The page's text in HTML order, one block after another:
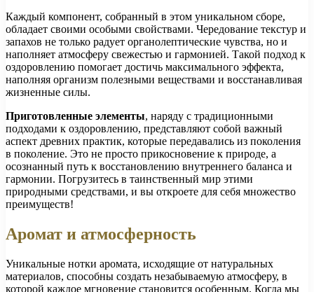
Каждый компонент, собранный в этом уникальном сборе,
обладает своими особыми свойствами. Чередование текстур и
запахов не только радует органолептические чувства, но и
наполняет атмосферу свежестью и гармонией. Такой подход к
оздоровлению помогает достичь максимального эффекта,
наполняя организм полезными веществами и восстанавливая
жизненные силы.
Приготовленные элементы, наряду с традиционными
подходами к оздоровлению, представляют собой важный
аспект древних практик, которые передавались из поколения
в поколение. Это не просто прикосновение к природе, а
осознанный путь к восстановлению внутреннего баланса и
гармонии. Погрузитесь в таинственный мир этими
природными средствами, и вы откроете для себя множество
преимуществ!
Аромат и атмосферность
Уникальные нотки аромата, исходящие от натуральных
материалов, способны создать незабываемую атмосферу, в
которой каждое мгновение становится особенным. Когда мы